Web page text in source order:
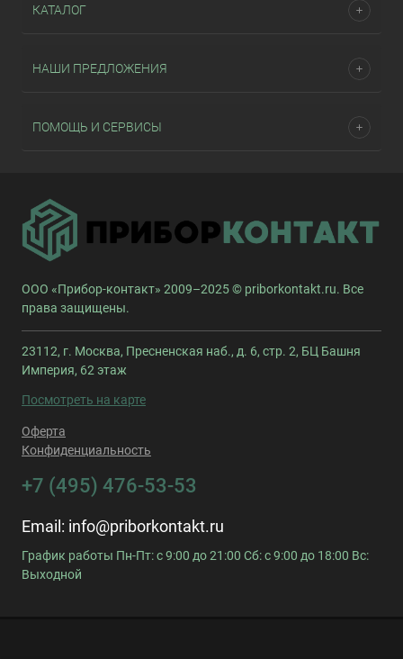
КАТАЛОГ
НАШИ ПРЕДЛОЖЕНИЯ
ПОМОЩЬ И СЕРВИСЫ
ООО «Прибор-контакт» 2009–2025 © priborkontakt.ru. Все
права защищены.
23112, г. Москва, Пресненская наб., д. 6, стр. 2, БЦ Башня
Империя, 62 этаж
Посмотреть на карте
Оферта
Конфиденциальность
+7 (495) 476-53-53
Email: info@priborkontakt.ru
График работы Пн-Пт: с 9:00 до 21:00 Сб: с 9:00 до 18:00 Вс:
Выходной